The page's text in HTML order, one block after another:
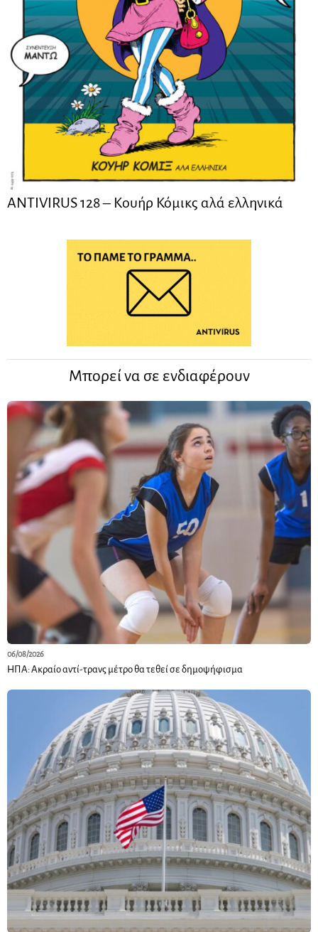
ANTIVIRUS 128 – Kουήρ Κόμικς αλά ελληνικά
Μπορεί να σε ενδιαφέρουν
06/08/2026
ΗΠΑ: Ακραίο αντί-τρανς μέτρο θα τεθεί σε δημοψήφισμα